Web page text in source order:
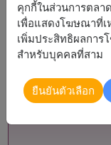
กรุงเทพ
กาญจนบุรี
กาฬสินธุ์
กำแพงเพชร
ขอนแก่น
จันทบุรี
ฉะเชิงเทรา
ชลบุรี - พัทย
คุกกี้ในส่วนการตลา
เพื่อแสดงโฆษณาที่เ
เพิ่มประสิทธิผลกา
สำหรับบุคคลที่สาม
ยืนยันตัวเลือก